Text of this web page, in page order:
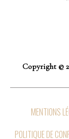
Copyright ©
MENTIONS
POLITIQUE DE